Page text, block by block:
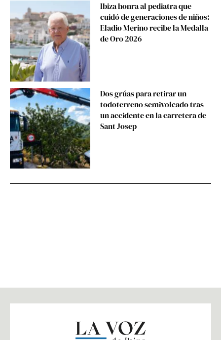
Ibiza honra al pediatra que
cuidó de generaciones de niños:
Eladio Merino recibe la Medalla
de Oro 2026
Dos grúas para retirar un
todoterreno semivolcado tras
un accidente en la carretera de
Sant Josep